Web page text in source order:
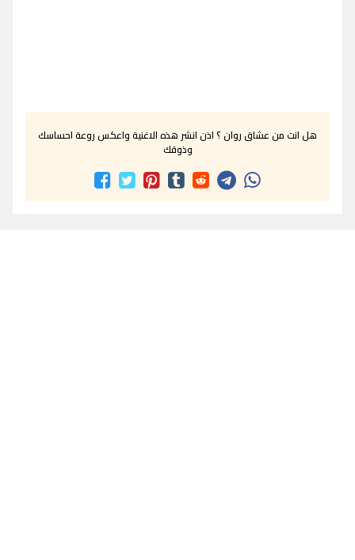
هل انت من عشاق روان ؟ اذن انشر هذه الاغنية واعكس روعة احساسك
وذوقك